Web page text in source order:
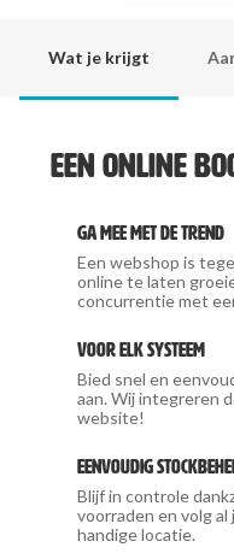
Wat je krijgt
Een online
Ga mee met de trend
Een webshop is
online te laten
concurrentie met
Voor elk systeem
Bied snel en
aan. Wij integreren
website!
Eenvoudig
Blijf in controle
voorraden en volg
handige locatie.